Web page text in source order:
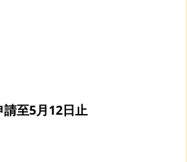
至5月12日止